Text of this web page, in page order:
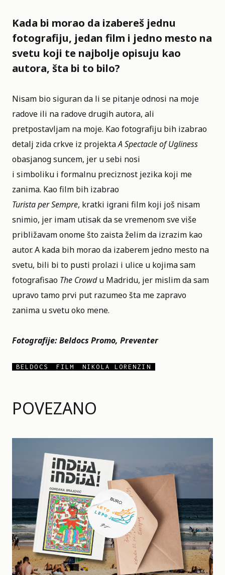
POVEZANO
Kada bi morao da izabereš jednu
fotografiju, jedan film i jedno mesto na
svetu koji te najbolje opisuju kao
autora, šta bi to bilo?
Nisam bio siguran da li se pitanje odnosi na moje
radove ili na radove drugih autora, ali
pretpostavljam na moje. Kao fotografiju bih izabrao
detalj zida crkve iz projektaA Spectacle of Ugliness
obasjanog suncem, jer u sebi nosi
i simboliku i formalnu preciznost jezika koji me
zanima. Kao film bih izabrao
Turista per Sempre, kratki igrani film koji još nisam
snimio, jer imam utisak da se vremenom sve više
približavam onome što zaista želim da izrazim kao
autor. A kada bih morao da izaberem jedno mesto na
svetu, bili bi to pusti prolazi i ulice u kojima sam
fotografisao The Crowdu Madridu, jer mislim da sam
upravo tamo prvi put razumeo šta me zapravo
zanima u svetu oko mene.
Fotografije: Beldocs Promo, Preventer
BELDOCS FILM NIKOLA LORENZIN